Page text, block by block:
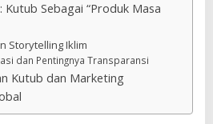
Sebagai “Produk Masa
Storytelling Iklim
dan Pentingnya Transparansi
Kutub dan Marketing